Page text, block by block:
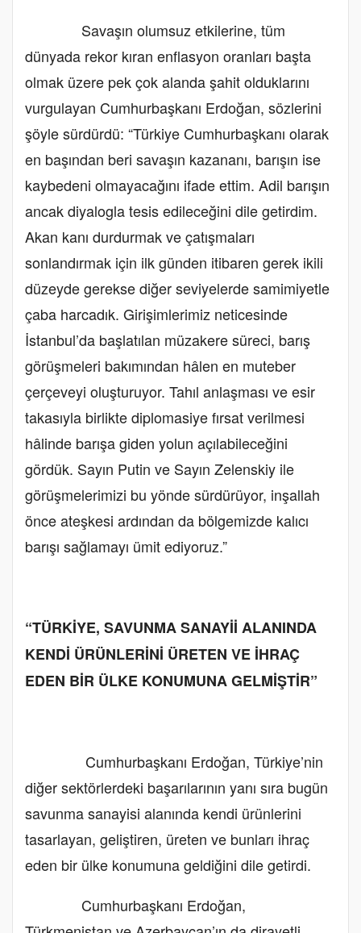
Savaşın olumsuz etkilerine, tüm
dünyada rekor kıran enflasyon oranları başta
olmak üzere pek çok alanda şahit olduklarını
vurgulayan Cumhurbaşkanı Erdoğan, sözlerini
şöyle sürdürdü: “Türkiye Cumhurbaşkanı olarak
en başından beri savaşın kazananı, barışın ise
kaybedeni olmayacağını ifade ettim. Adil barışın
ancak diyalogla tesis edileceğini dile getirdim.
Akan kanı durdurmak ve çatışmaları
sonlandırmak için ilk günden itibaren gerek ikili
düzeyde gerekse diğer seviyelerde samimiyetle
çaba harcadık. Girişimlerimiz neticesinde
İstanbul’da başlatılan müzakere süreci, barış
görüşmeleri bakımından hâlen en muteber
çerçeveyi oluşturuyor. Tahıl anlaşması ve esir
takasıyla birlikte diplomasiye fırsat verilmesi
hâlinde barışa giden yolun açılabileceğini
gördük. Sayın Putin ve Sayın Zelenskiy ile
görüşmelerimizi bu yönde sürdürüyor, inşallah
önce ateşkesi ardından da bölgemizde kalıcı
barışı sağlamayı ümit ediyoruz.”
“TÜRKİYE, SAVUNMA SANAYİİ ALANINDA
KENDİ ÜRÜNLERİNİ ÜRETEN VE İHRAÇ
EDEN BİR ÜLKE KONUMUNA GELMİŞTİR”
Cumhurbaşkanı Erdoğan, Türkiye’nin
diğer sektörlerdeki başarılarının yanı sıra bugün
savunma sanayisi alanında kendi ürünlerini
tasarlayan, geliştiren, üreten ve bunları ihraç
eden bir ülke konumuna geldiğini dile getirdi.
Cumhurbaşkanı Erdoğan,